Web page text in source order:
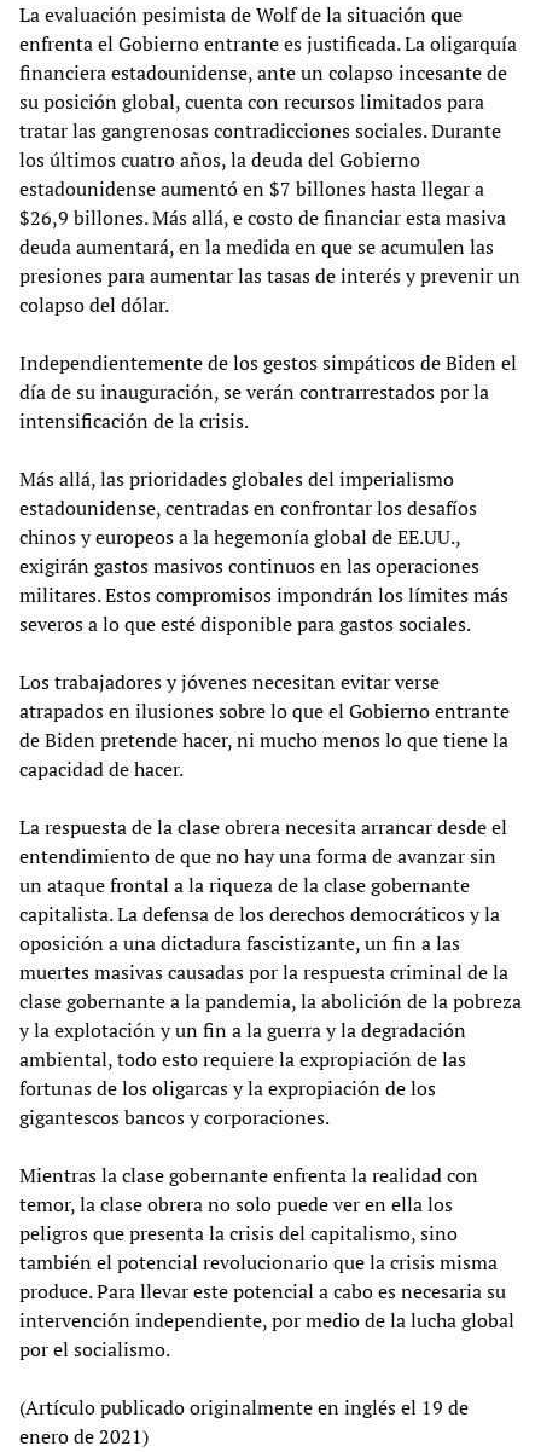
La evaluación pesimista de Wolf de la situación que
enfrenta el Gobierno entrante es justificada. La oligarquía
financiera estadounidense, ante un colapso incesante de
su posición global, cuenta con recursos limitados para
tratar las gangrenosas contradicciones sociales. Durante
los últimos cuatro años, la deuda del Gobierno
estadounidense aumentó en $7 billones hasta llegar a
$26,9 billones. Más allá, e costo de financiar esta masiva
deuda aumentará, en la medida en que se acumulen las
presiones para aumentar las tasas de interés y prevenir un
colapso del dólar.
Independientemente de los gestos simpáticos de Biden el
día de su inauguración, se verán contrarrestados por la
intensificación de la crisis.
Más allá, las prioridades globales del imperialismo
estadounidense, centradas en confrontar los desafíos
chinos y europeos a la hegemonía global de EE.UU.,
exigirán gastos masivos continuos en las operaciones
militares. Estos compromisos impondrán los límites más
severos a lo que esté disponible para gastos sociales.
Los trabajadores y jóvenes necesitan evitar verse
atrapados en ilusiones sobre lo que el Gobierno entrante
de Biden pretende hacer, ni mucho menos lo que tiene la
capacidad de hacer.
La respuesta de la clase obrera necesita arrancar desde el
entendimiento de que no hay una forma de avanzar sin
un ataque frontal a la riqueza de la clase gobernante
capitalista. La defensa de los derechos democráticos y la
oposición a una dictadura fascistizante, un fin a las
muertes masivas causadas por la respuesta criminal de la
clase gobernante a la pandemia, la abolición de la pobreza
y la explotación y un fin a la guerra y la degradación
ambiental, todo esto requiere la expropiación de las
fortunas de los oligarcas y la expropiación de los
gigantescos bancos y corporaciones.
Mientras la clase gobernante enfrenta la realidad con
temor, la clase obrera no solo puede ver en ella los
peligros que presenta la crisis del capitalismo, sino
también el potencial revolucionario que la crisis misma
produce. Para llevar este potencial a cabo es necesaria su
intervención independiente, por medio de la lucha global
por el socialismo.
(Artículo publicado originalmente en inglés el 19 de
enero de 2021)